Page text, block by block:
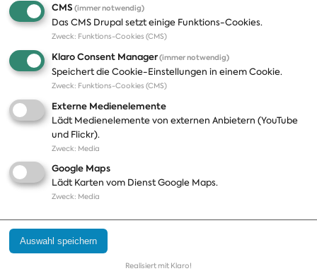
Positionen
Publikationen
Fotos
Pressekontakt
Termine
Jobs und Ausbildung
Häufige Fragen
Podcast
Abonnements
Aktualisierungen
Kontakt
Impressum
Datenschutz
CMS (immer notwendig)
Das CMS Drupal setzt einige Funktions-Cookies.
Zweck: Funktions-Cookies (CMS)
Klaro Consent Manager(immer notwendig)
Speichert die Cookie-Einstellungen in einem Cookie.
Zweck: Funktions-Cookies (CMS)
Externe Medienelemente
Lädt Medienelemente von externen Anbietern (YouTube
und Flickr).
Zweck: Media
Google Maps
Lädt Karten vom Dienst Google Maps.
Zweck: Media
Auswahl speichern
Realisiert mit Klaro!